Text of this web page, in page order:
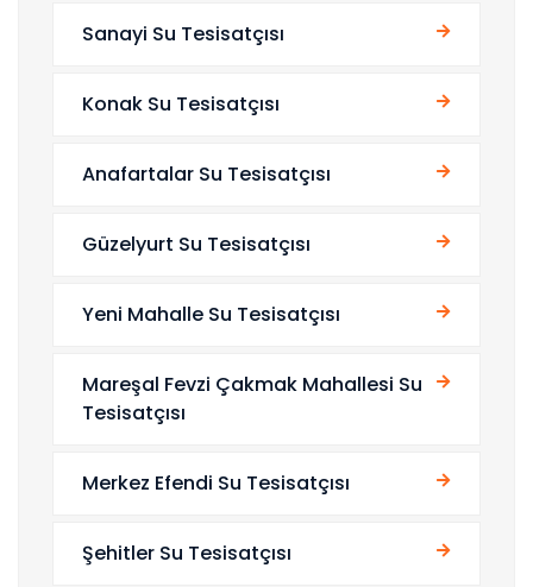
Sanayi Su Tesisatçısı
Konak Su Tesisatçısı
Anafartalar Su Tesisatçısı
Güzelyurt Su Tesisatçısı
Yeni Mahalle Su Tesisatçısı
Mareşal Fevzi Çakmak Mahallesi Su
Tesisatçısı
Merkez Efendi Su Tesisatçısı
Şehitler Su Tesisatçısı